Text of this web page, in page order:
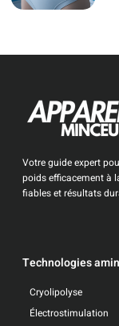
Votre guide expert
poids efficacement à
fiables et résultats
Technologies
Cryolipolyse
Électrostimulation